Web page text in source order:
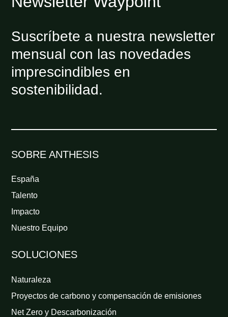
Suscríbete a nuestra newsletter
mensual con las novedades
imprescindibles en
sostenibilidad.
SOBRE ANTHESIS
España
Talento
Impacto
Nuestro Equipo
SOLUCIONES
Naturaleza
Proyectos de carbono y compensación de emisiones
Net Zero y Descarbonización